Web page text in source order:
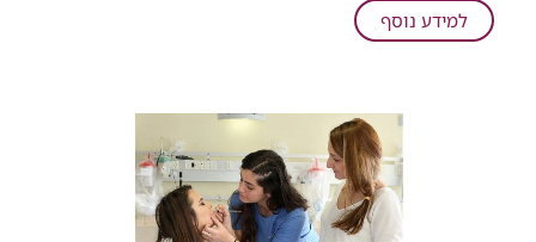
מק.ים
ומשפרעם
למידע נוסףעל
רמב"ם
מדעי
בין
תיכוניסטים
מק.ים
ומשפרעם